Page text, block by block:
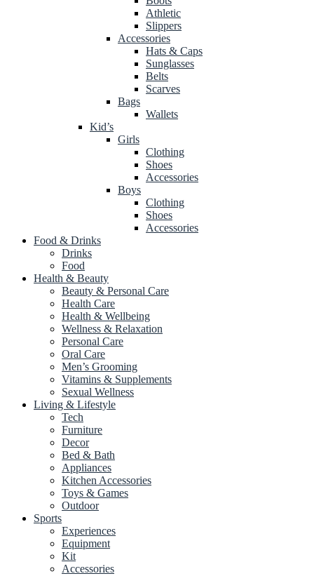
Athletic
Slippers
Accessories
Hats & Caps
Sunglasses
Belts
Scarves
Bags
Wallets
Kid’s
Girls
Clothing
Shoes
Accessories
Boys
Clothing
Shoes
Accessories
Food & Drinks
Drinks
Food
Health & Beauty
Beauty & Personal Care
Health Care
Health & Wellbeing
Wellness & Relaxation
Personal Care
Oral Care
Men’s Grooming
Vitamins & Supplements
Sexual Wellness
Living & Lifestyle
Tech
Furniture
Decor
Bed & Bath
Appliances
Kitchen Accessories
Toys & Games
Outdoor
Sports
Experiences
Equipment
Kit
Accessories